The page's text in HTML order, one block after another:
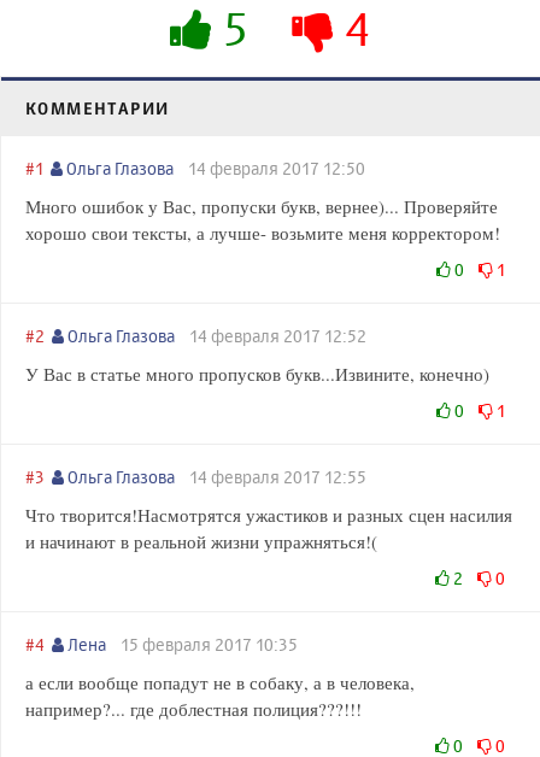
5 4
КОММЕНТАРИИ
#1 Ольга Глазова 14 февраля 2017 12:50
Много ошибок у Вас, пропуски букв, вернее)... Проверяйте
хорошо свои тексты, а лучше- возьмите меня корректором!
0 1
#2 Ольга Глазова 14 февраля 2017 12:52
У Вас в статье много пропусков букв...Извините, конечно)
0 1
#3 Ольга Глазова 14 февраля 2017 12:55
Что творится!Насмотрятся ужастиков и разных сцен насилия
и начинают в реальной жизни упражняться!(
2 0
#4 Лена 15 февраля 2017 10:35
а если вообще попадут не в собаку, а в человека,
например?... где доблестная полиция???!!!
0 0